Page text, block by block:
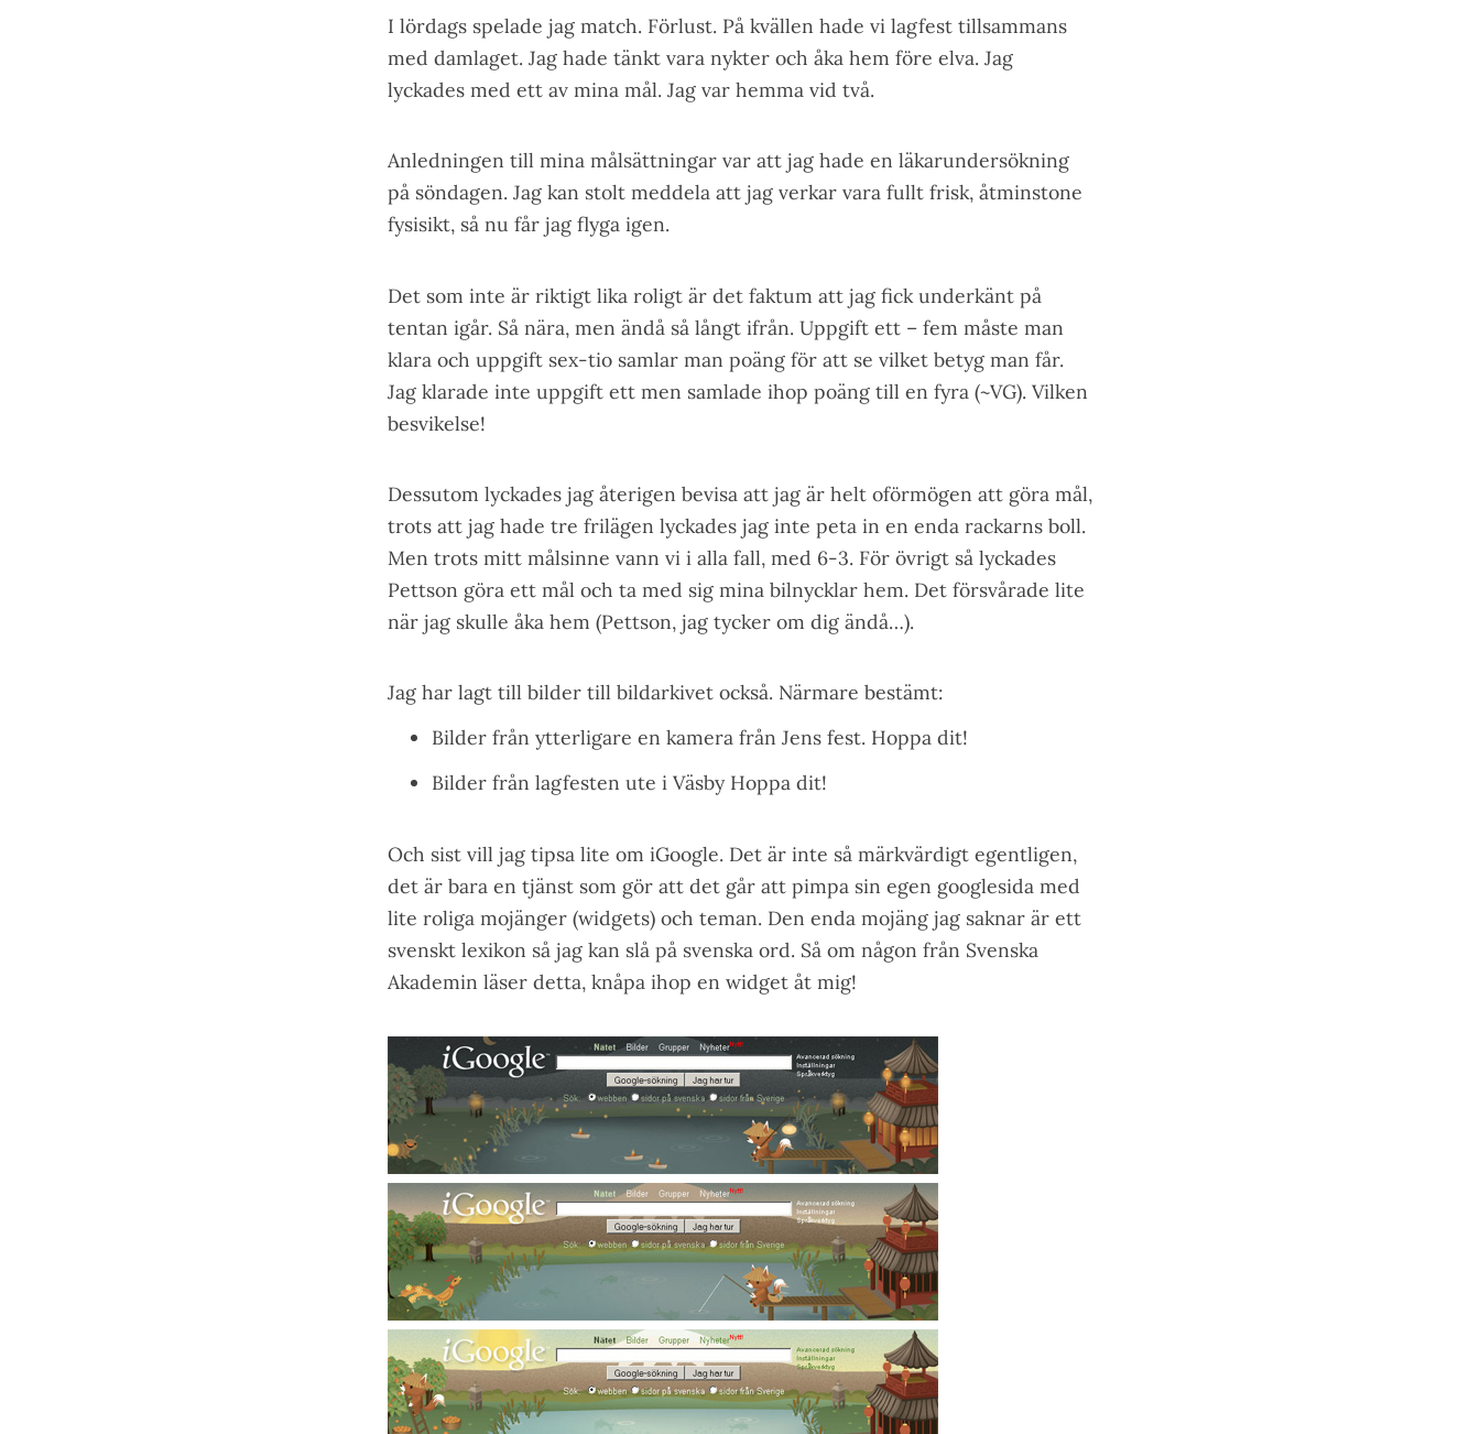
I lördags spelade jag match. Förlust. På kvällen hade vi lagfest tillsammans
med damlaget. Jag hade tänkt vara nykter och åka hem före elva. Jag
lyckades med ett av mina mål. Jag var hemma vid två.
Anledningen till mina målsättningar var att jag hade en läkarundersökning
på söndagen. Jag kan stolt meddela att jag verkar vara fullt frisk, åtminstone
fysisikt, så nu får jag flyga igen.
Det som inte är riktigt lika roligt är det faktum att jag fick underkänt på
tentan igår. Så nära, men ändå så långt ifrån. Uppgift ett – fem måste man
klara och uppgift sex-tio samlar man poäng för att se vilket betyg man får.
Jag klarade inte uppgift ett men samlade ihop poäng till en fyra (~VG). Vilken
besvikelse!
Dessutom lyckades jag återigen bevisa att jag är helt oförmögen att göra mål,
trots att jag hade tre frilägen lyckades jag inte peta in en enda rackarns boll.
Men trots mitt målsinne vann vi i alla fall, med 6-3. För övrigt så lyckades
Pettson göra ett mål och ta med sig mina bilnycklar hem. Det försvårade lite
när jag skulle åka hem (Pettson, jag tycker om dig ändå…).
Jag har lagt till bilder till bildarkivet också. Närmare bestämt:
Bilder från ytterligare en kamera från Jens fest. Hoppa dit!
Bilder från lagfesten ute i Väsby Hoppa dit!
Och sist vill jag tipsa lite om iGoogle. Det är inte så märkvärdigt egentligen,
det är bara en tjänst som gör att det går att pimpa sin egen googlesida med
lite roliga mojänger (widgets) och teman. Den enda mojäng jag saknar är ett
svenskt lexikon så jag kan slå på svenska ord. Så om någon från Svenska
Akademin läser detta, knåpa ihop en widget åt mig!